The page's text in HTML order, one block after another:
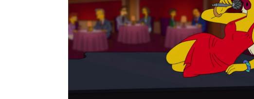
de la que se enamora
no le importa acudir a esas
del colegio se puedan reír de
situaciones con su profesora.
mientras Bart escucha tocar el